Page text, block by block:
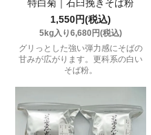
特白菊｜石臼挽きそば粉
1,550円(税込)
5kg入り6,680円(税込)
グリっとした強い弾力感にそばの
甘みが広がります。更科系の白い
そば粉。